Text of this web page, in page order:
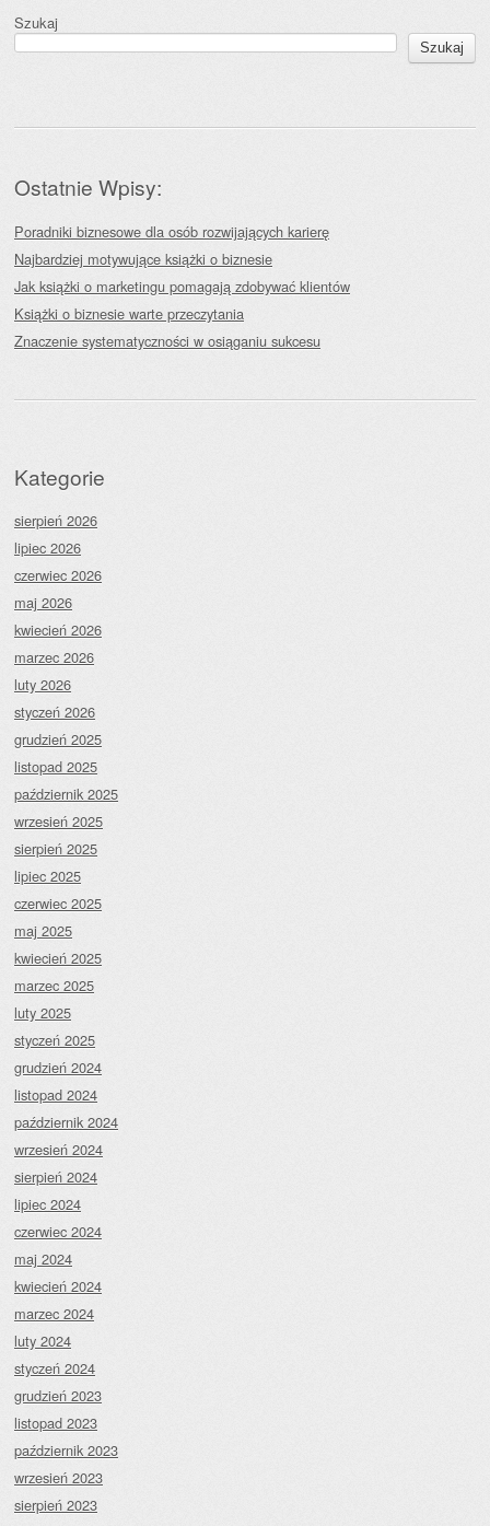
Szukaj
Szukaj
Ostatnie Wpisy:
Poradniki biznesowe dla osób rozwijających karierę
Najbardziej motywujące książki o biznesie
Jak książki o marketingu pomagają zdobywać klientów
Książki o biznesie warte przeczytania
Znaczenie systematyczności w osiąganiu sukcesu
Kategorie
sierpień 2026
lipiec 2026
czerwiec 2026
maj 2026
kwiecień 2026
marzec 2026
luty 2026
styczeń 2026
grudzień 2025
listopad 2025
październik 2025
wrzesień 2025
sierpień 2025
lipiec 2025
czerwiec 2025
maj 2025
kwiecień 2025
marzec 2025
luty 2025
styczeń 2025
grudzień 2024
listopad 2024
październik 2024
wrzesień 2024
sierpień 2024
lipiec 2024
czerwiec 2024
maj 2024
kwiecień 2024
marzec 2024
luty 2024
styczeń 2024
grudzień 2023
listopad 2023
październik 2023
wrzesień 2023
sierpień 2023